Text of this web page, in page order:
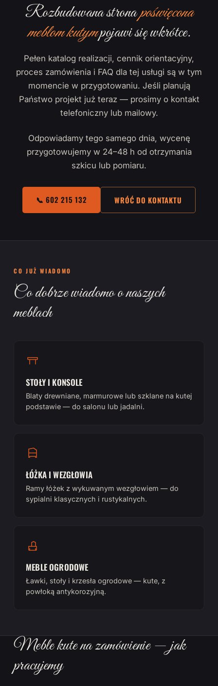
Rozbudowana stronapoświęcona
meblom kutympojawi się wkrótce.
Pełen katalog realizacji, cennik orientacyjny,
proces zamówienia i FAQ dla tej usługi są w tym
momencie w przygotowaniu. Jeśli planują
Państwo projekt już teraz — prosimy o kontakt
telefoniczny lub mailowy.
Odpowiadamy tego samego dnia, wycenę
przygotowujemy w 24–48 h od otrzymania
szkicu lub pomiaru.
📞 602 215 132 WRÓĆ DO KONTAKTU
CO JUŻ WIADOMO
Co dobrze wiadomo o naszych
meblach
STOŁY I KONSOLE
Blaty drewniane, marmurowe lub szklane na kutej
podstawie — do salonu lub jadalni.
ŁÓŻKA I WEZGŁOWIA
Ramy łóżek z wykuwanym wezgłowiem — do
sypialni klasycznych i rustykalnych.
MEBLE OGRODOWE
Ławki, stoły i krzesła ogrodowe — kute, z
powłoką antykorozyjną.
Meble kute na zamówienie — jak
pracujemy